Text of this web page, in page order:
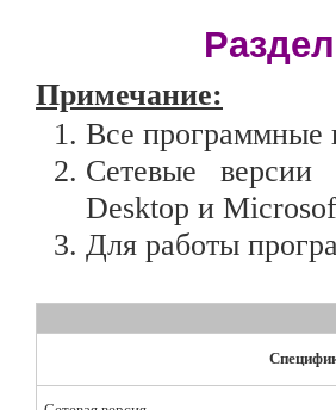
Примечание:
Все программные
Сетевые
Desktop и
Для работы